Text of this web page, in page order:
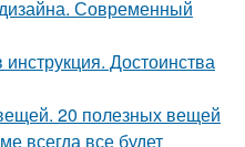
Современный
Достоинства
20 полезных вещей
всегда все будет